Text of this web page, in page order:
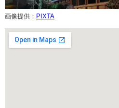
画像提供： PIXTA